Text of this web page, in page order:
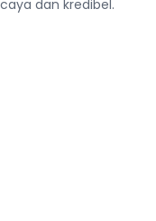
dan kredibel.